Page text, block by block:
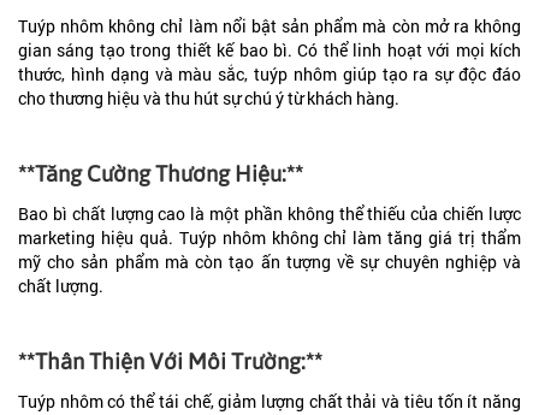
Tuýp nhôm không chỉ làm nổi bật sản phẩm mà còn mở ra không
gian sáng tạo trong thiết kế bao bì. Có thể linh hoạt với mọi kích
thước, hình dạng và màu sắc, tuýp nhôm giúp tạo ra sự độc đáo
cho thương hiệu và thu hút sự chú ý từ khách hàng.
**Tăng Cường Thương Hiệu:**
Bao bì chất lượng cao là một phần không thể thiếu của chiến lược
marketing hiệu quả. Tuýp nhôm không chỉ làm tăng giá trị thẩm
mỹ cho sản phẩm mà còn tạo ấn tượng về sự chuyên nghiệp và
chất lượng.
**Thân Thiện Với Môi Trường:**
Tuýp nhôm có thể tái chế, giảm lượng chất thải và tiêu tốn ít năng